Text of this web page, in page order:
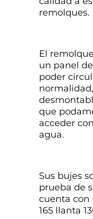
remolques.
El
un panel
poder
que
acceder
agua.
Sus bujes
prueba de
cuenta con
165 llanta